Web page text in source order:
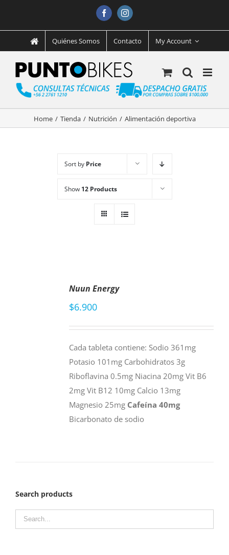
FacebookInstagram
Quiénes Somos Contacto My Account
Home / Tienda / Nutrición / Alimentación deportiva
Sort by Price
Show 12 Products
Nuun Energy
$6.900
Cada tableta contiene: Sodio 361mg
Potasio 101mg Carbohidratos 3g
Riboflavina 0.5mg Niacina 20mg Vit B6
2mg Vit B12 10mg Calcio 13mg
Magnesio 25mg Cafeína 40mg
Bicarbonato de sodio
Search products